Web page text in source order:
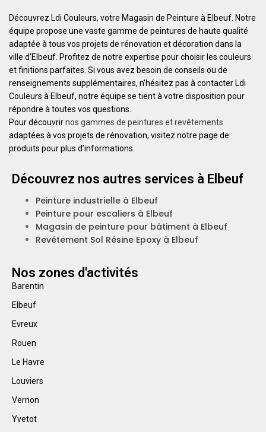
Découvrez Ldi Couleurs, votre Magasin de Peinture à Elbeuf. Notre
équipe propose une vaste gamme de peintures de haute qualité
adaptée à tous vos projets de rénovation et décoration dans la
ville d’Elbeuf. Profitez de notre expertise pour choisir les couleurs
et finitions parfaites. Si vous avez besoin de conseils ou de
renseignements supplémentaires, n’hésitez pas à contacter Ldi
Couleurs à Elbeuf, notre équipe se tient à votre disposition pour
répondre à toutes vos questions.
Pour découvrirnos gammes de peintures et revêtements
adaptées à vos projets de rénovation, visitez notre page de
produits pour plus d’informations.
Découvrez nos autres services à Elbeuf
Peinture industrielle à Elbeuf
Peinture pour escaliers à Elbeuf
Magasin de peinture pour bâtiment à Elbeuf
Revêtement Sol Résine Epoxy à Elbeuf
Nos zones d'activités
Barentin
Elbeuf
Evreux
Rouen
Le Havre
Louviers
Vernon
Yvetot